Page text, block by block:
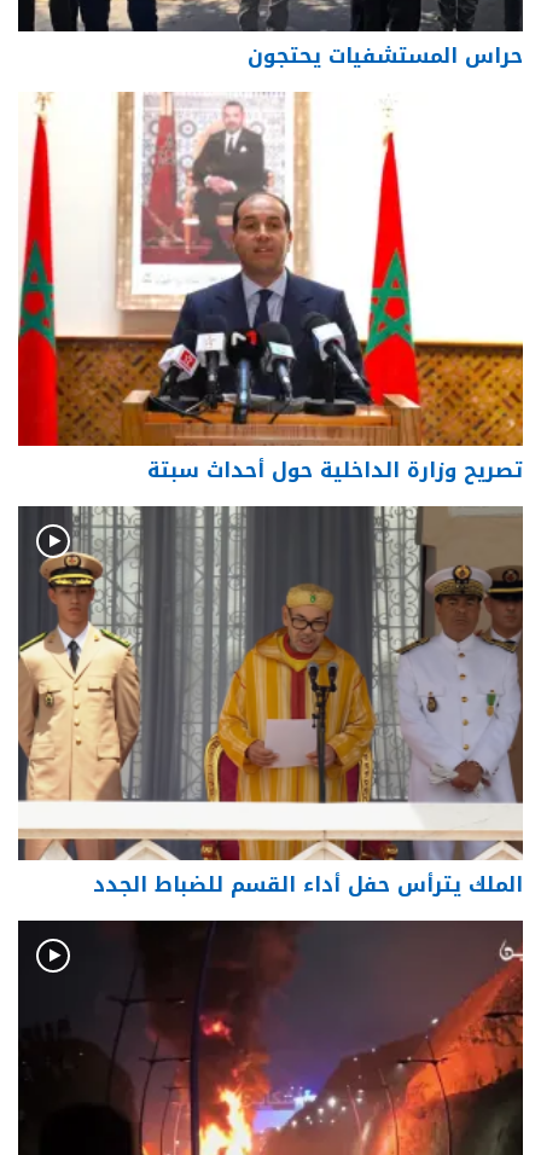
حراس المستشفيات يحتجون
تصريح وزارة الداخلية حول أحداث سبتة
الملك يترأس حفل أداء القسم للضباط الجدد